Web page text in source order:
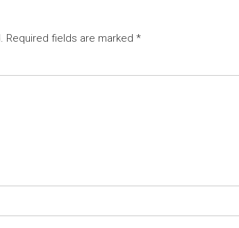
Required fields are marked *